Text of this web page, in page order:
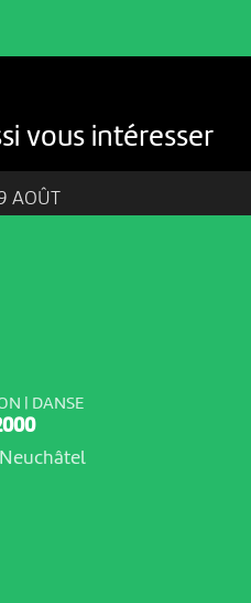
vous intéresser
AOÛT
| DANSE
Neuchâtel